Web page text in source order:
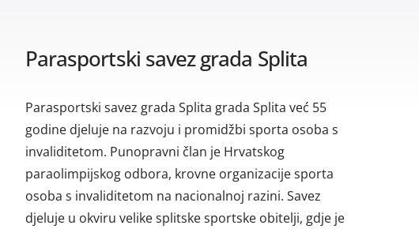
Parasportski savez grada Splita
Parasportski savez grada Splita grada Splita već 55
godine djeluje na razvoju i promidžbi sporta osoba s
invaliditetom. Punopravni član je Hrvatskog
paraolimpijskog odbora, krovne organizacije sporta
osoba s invaliditetom na nacionalnoj razini. Savez
djeluje u okviru velike splitske sportske obitelji, gdje je